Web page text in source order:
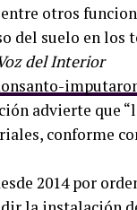
otros
del suelo en los
del Interior
advierte que
conforme
2014 por